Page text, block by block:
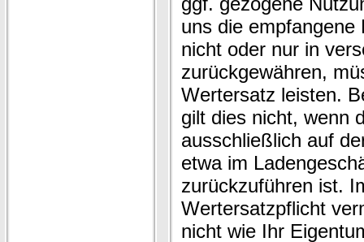
uns die empfangene
nicht oder nur in
zurückgewähren,
Wertersatz leisten.
gilt dies nicht, wenn
ausschließlich auf
etwa im
zurückzuführen ist.
Wertersatzpflicht
nicht wie Ihr